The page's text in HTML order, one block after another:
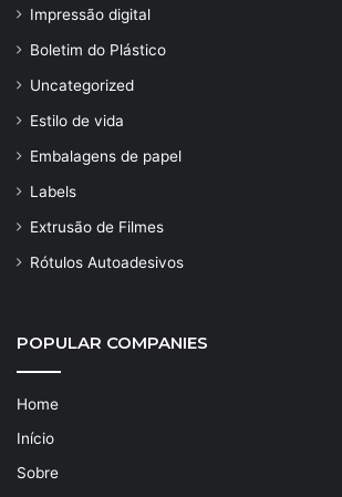
Impressão digital
Boletim do Plástico
Uncategorized
Estilo de vida
Embalagens de papel
Labels
Extrusão de Filmes
Rótulos Autoadesivos
POPULAR COMPANIES
Home
Início
Sobre